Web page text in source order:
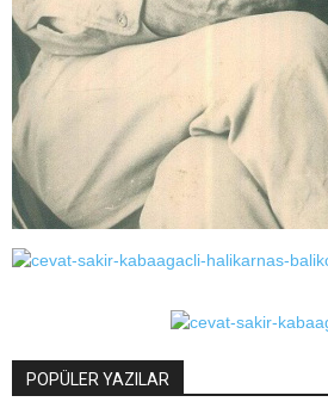
POPÜLER YAZILAR